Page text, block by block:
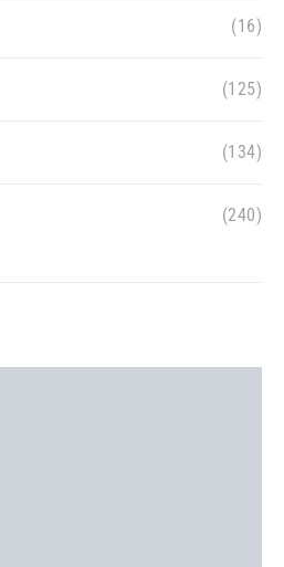
(16)
(125)
(134)
(240)